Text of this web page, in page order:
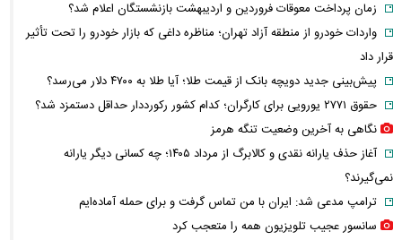
زمان پرداخت معوقات فروردین و اردیبهشت بازنشستگان اعلام شد؟
واردات خودرو از منطقه آزاد تهران؛ مناظره داغی که بازار خودرو را تحت تأثیر
قرار داد
پیش‌بینی جدید دویچه‌ بانک از قیمت طلا؛ آیا طلا به ۴۷۰۰ دلار می‌رسد؟
حقوق ۲۷۷۱ یورویی برای کارگران؛ کدام کشور رکورددار حداقل دستمزد شد؟
نگاهی به آخرین وضعیت تنگه هرمز
آغاز حذف یارانه نقدی و کالابرگ از مرداد ۱۴۰۵؛ چه کسانی دیگر یارانه
نمی‌گیرند؟
ترامپ مدعی شد: ایران با من تماس گرفت و برای حمله آماده‌ایم
سانسور عجیب تلویزیون همه را متعجب کرد